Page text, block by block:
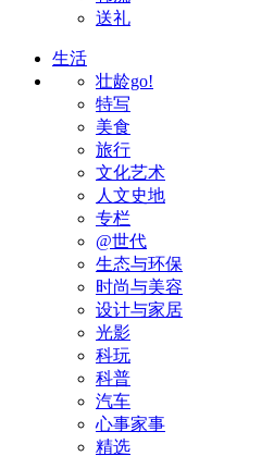
送礼
生活
壮龄go!
特写
美食
旅行
文化艺术
人文史地
专栏
@世代
生态与环保
时尚与美容
设计与家居
光影
科玩
科普
汽车
心事家事
精选